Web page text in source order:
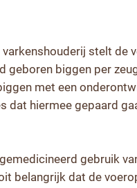
stelt de
geboren biggen per
met een
dat hiermee gepaard
gebruik
belangrijk dat de